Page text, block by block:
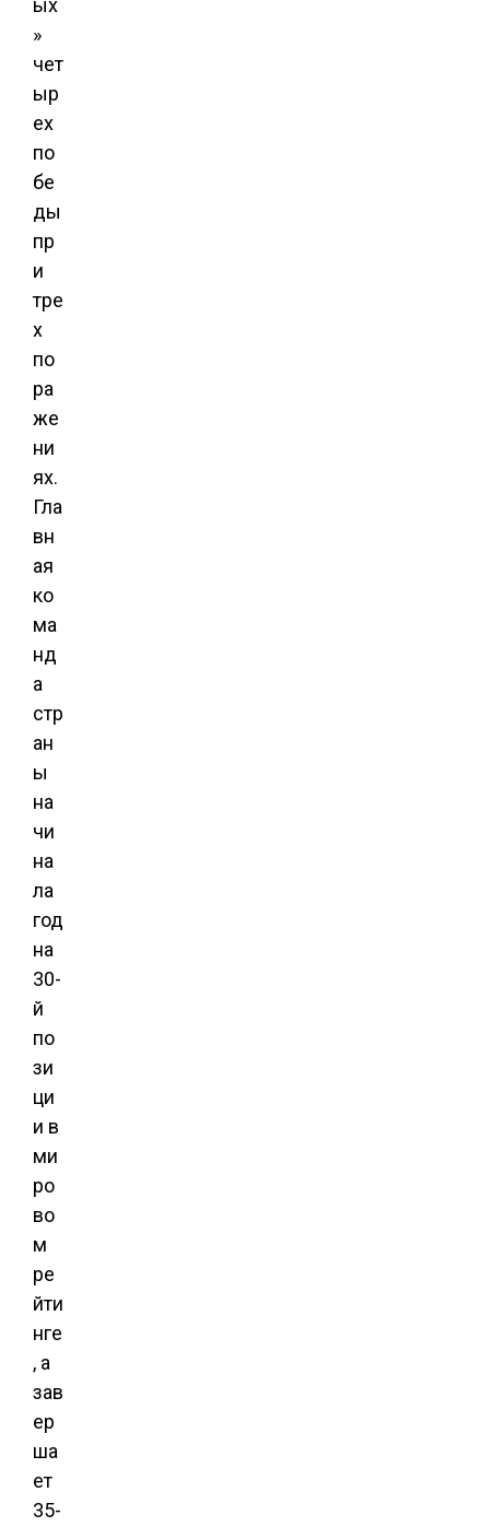
ых
»
чет
ыр
ех
по
бе
ды
пр
и
тре
х
по
ра
же
ни
ях.
Гла
вн
ая
ко
ма
нд
а
стр
ан
ы
на
чи
на
ла
год
на
30-
й
по
зи
ци
и в
ми
ро
во
м
ре
йти
нге
, а
зав
ер
ша
ет
35-